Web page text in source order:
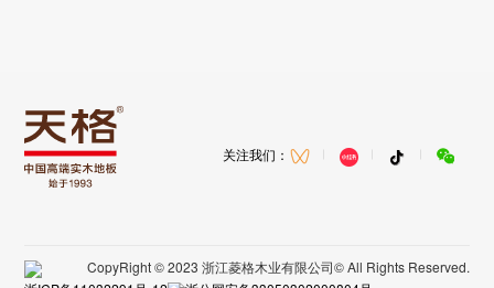
关注我们：
CopyRight © 2023 浙江菱格木业有限公司© All Rights Reserved.